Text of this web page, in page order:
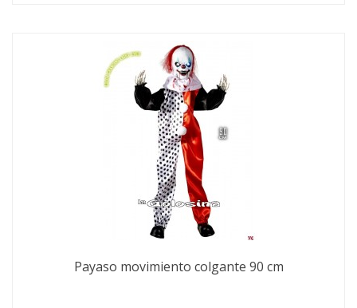
Payaso movimiento colgante 90 cm